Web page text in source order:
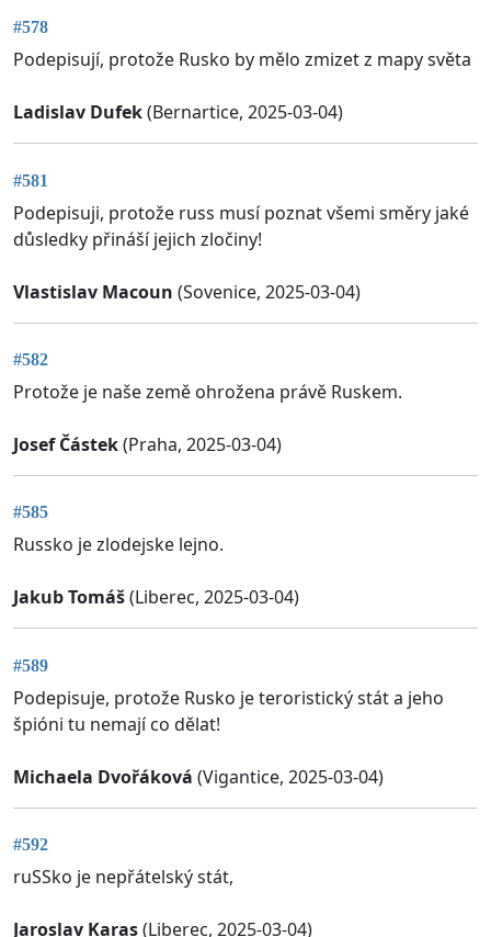
#578
Podepisují, protože Rusko by mělo zmizet z mapy světa
Ladislav Dufek(Bernartice, 2025-03-04)
#581
Podepisuji, protože russ musí poznat všemi směry jaké
důsledky přináší jejich zločiny!
Vlastislav Macoun (Sovenice, 2025-03-04)
#582
Protože je naše země ohrožena právě Ruskem.
Josef Částek(Praha, 2025-03-04)
#585
Russko je zlodejske lejno.
Jakub Tomáš(Liberec, 2025-03-04)
#589
Podepisuje, protože Rusko je teroristický stát a jeho
špióni tu nemají co dělat!
Michaela Dvořáková (Vigantice, 2025-03-04)
#592
ruSSko je nepřátelský stát,
Jaroslav Karas(Liberec, 2025-03-04)